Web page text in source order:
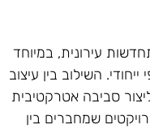
עירונית, במיוחד
השילוב בין עיצוב
סביבה אטרקטיבית
שמחברים בין